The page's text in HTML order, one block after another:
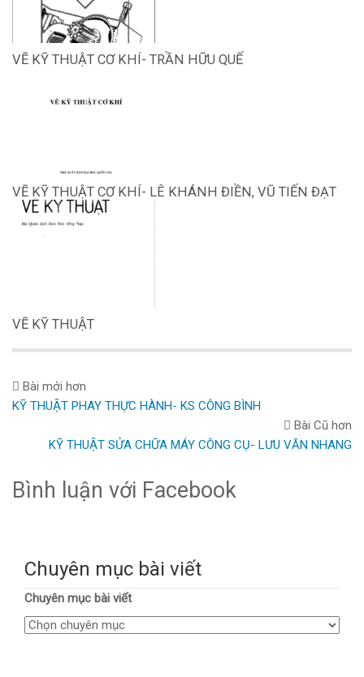
VẼ KỸ THUẬT CƠ KHÍ- TRẦN HỮU QUẾ
VẼ KỸ THUẬT CƠ KHÍ- LÊ KHÁNH ĐIỀN, VŨ TIẾN ĐẠT
VẼ KỸ THUẬT
Bài mới hơn
KỸ THUẬT PHAY THỰC HÀNH- KS CÔNG BÌNH
Bài Cũ hơn
KỸ THUẬT SỬA CHỮA MÁY CÔNG CỤ- LƯU VĂN NHANG
Bình luận với Facebook
Chuyên mục bài viết
Chuyên mục bài viết